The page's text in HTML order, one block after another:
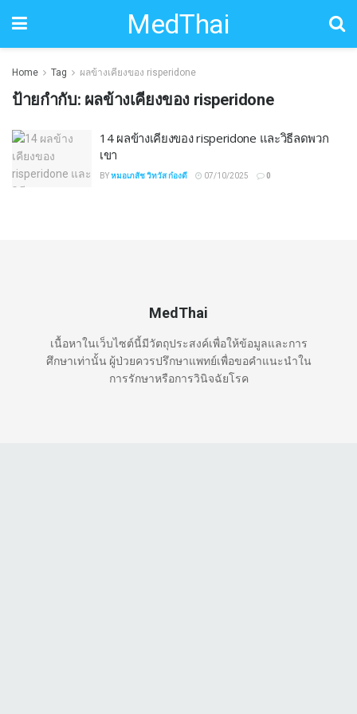
MedThai
Home Tag ผลข้างเคียงของ risperidone
ป้ายกำกับ: ผลข้างเคียงของ risperidone
14 ผลข้างเคียงของ risperidone และวิธีลดพวก
เขา
BYหมอเภสัช วิทวัส ก๋องดี 07/10/2025 0
MedThai
เนื้อหาในเว็บไซต์นี้มีวัตถุประสงค์เพื่อให้ข้อมูลและการ
ศึกษาเท่านั้น ผู้ป่วยควรปรึกษาแพทย์เพื่อขอคำแนะนำใน
การรักษาหรือการวินิจฉัยโรค